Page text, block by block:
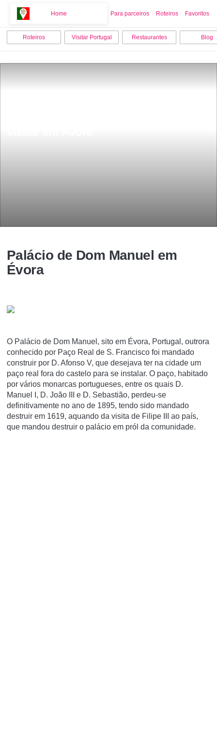
Home Para parceiros Roteiros Favoritos
Home
Roteiros Visitar Portugal Restaurantes Blog
Palácio de Dom Manuel em
Évora
O Palácio de Dom Manuel, sito em Évora, Portugal, outrora
conhecido por Paço Real de S. Francisco foi mandado
construir por D. Afonso V, que desejava ter na cidade um
paço real fora do castelo para se instalar. O paço, habitado
por vários monarcas portugueses, entre os quais D.
Manuel I, D. João III e D. Sebastião, perdeu-se
definitivamente no ano de 1895, tendo sido mandado
destruir em 1619, aquando da visita de Filipe III ao paí­s,
que mandou destruir o palácio em pról da comunidade.